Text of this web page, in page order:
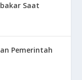
Saat
Pemerintah